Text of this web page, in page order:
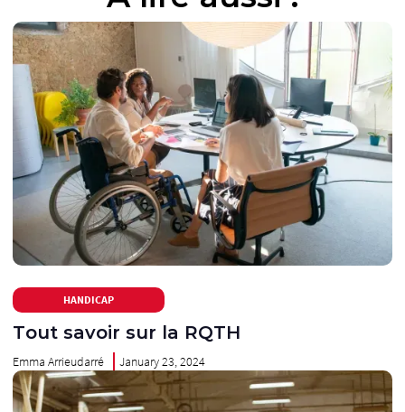
HANDICAP
Tout savoir sur la RQTH
Emma Arrieudarré January 23, 2024